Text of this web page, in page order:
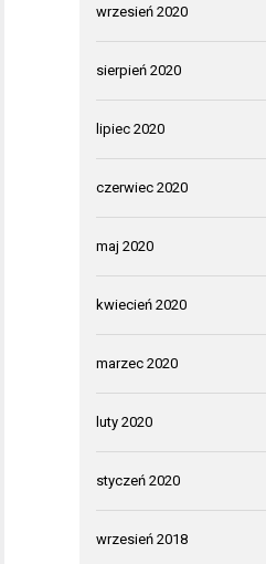
wrzesień 2020
sierpień 2020
lipiec 2020
czerwiec 2020
maj 2020
kwiecień 2020
marzec 2020
luty 2020
styczeń 2020
wrzesień 2018